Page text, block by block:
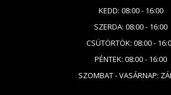
KEDD: 08:00 - 16:00
SZERDA: 08:00 - 16:00
CSÜTÖRTÖK: 08:00 -
PÉNTEK: 08:00 - 16:00
SZOMBAT - VASÁRNAP: